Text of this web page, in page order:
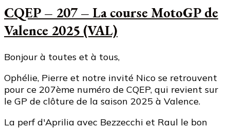
CQEP – 207 – La course MotoGP de
Valence 2025 (VAL)
Bonjour à toutes et à tous,
Ophélie, Pierre et notre invité Nico se retrouvent
pour ce 207ème numéro de CQEP, qui revient sur
le GP de clôture de la saison 2025 à Valence.
La perf d'Aprilia avec Bezzecchi et Raul le bon